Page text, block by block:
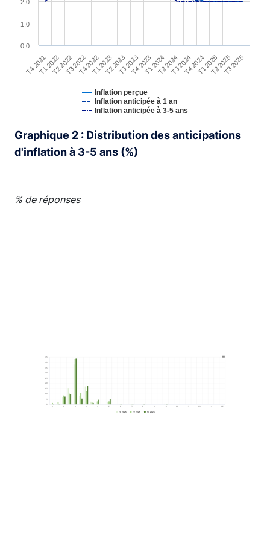
Inflation perçue
Inflation anticipée à 1 an
Inflation anticipée à 3-5 ans
T4 2021T1 2022T2 2022T3 2022T4 2022T1 2023T2 2023T3 2023T4 2023T1 2024T2 2024T3 2024T4 2024T1 2025T2 2025T3 2025
0,0
1,0
2,0
End of interactive chart.
Graphique 2 : Distribution des anticipations
d'inflation à 3-5 ans (%)
% de réponses
T1 2025 T2 2025 T3 2025
0 1 2 3 4 5 6 7 8 9 10 11 12 13 14 15
0
5
10
15
20
25
30
35
40
45